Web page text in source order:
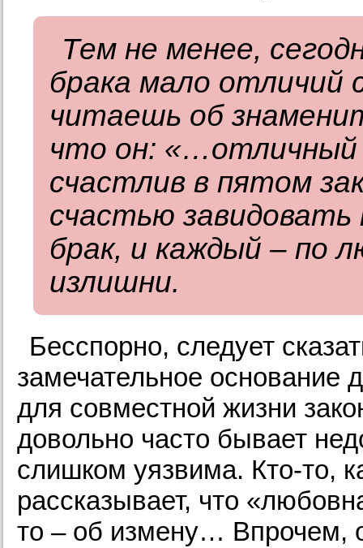
Тем не менее,
брака мало отличий
читаешь об
что он: «…отличный
счастлив в пятом
счастью
брак, и каждый – по
излишни.
Бесспорно, следует
замечательное основание
для совместной жизни
довольно часто бывает
слишком уязвима. Кто-то,
рассказывает, что
то – об измену… Впрочем,